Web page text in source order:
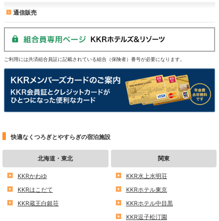
通信販売
ご利用には共済組合員証に記載されている組合（保険者）番号が必要になります。
快適なくつろぎとやすらぎの宿泊施設
北海道・東北
KKRかわゆ
KKRはこだて
KKR蔵王白銀荘
関東
KKR水上水明荘
KKRホテル東京
KKRホテル中目黒
KKR逗子松汀園